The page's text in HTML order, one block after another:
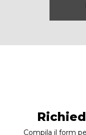
Compila il form